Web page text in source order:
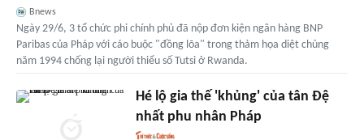
Bnews
Ngày 29/6, 3 tổ chức phi chính phủ đã nộp đơn kiện ngân hàng BNP
Paribas của Pháp với cáo buộc "đồng lõa" trong thảm họa diệt chủng
năm 1994 chống lại người thiểu số Tutsi ở Rwanda.
Hé lộ gia thế 'khủng' của tân Đệ
nhất phu nhân Pháp